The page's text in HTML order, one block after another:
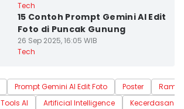
Tech
15 Contoh Prompt Gemini AI Edit
Foto di Puncak Gunung
26 Sep 2025, 16:05 WIB
Tech
Prompt Gemini AI Edit Foto Poster
Tools AI Artificial Intelligence
Kecerdasan